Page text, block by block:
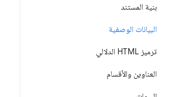
بنية المستند
البيانات الوصفية
ترميز HTML الدلالي
العناوين والأقسام